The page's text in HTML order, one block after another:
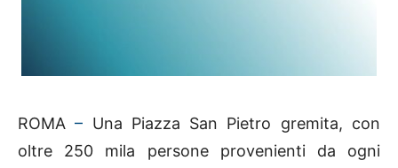
ROMA– Una Piazza San Pietro gremita, con
oltre 250 mila persone provenienti da ogni